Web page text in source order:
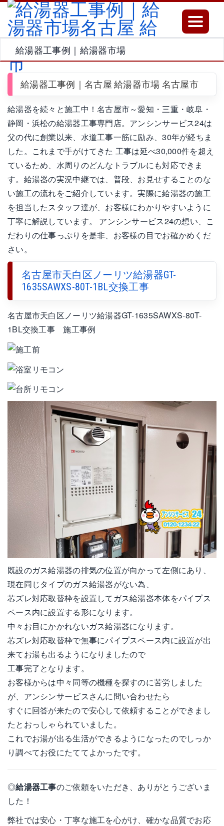
Toggle
給湯器工事例｜給湯器市場
給湯器工事例｜名古屋 給湯器市場 名古屋市
給湯器を続々と施工中！名古屋市～愛知・三重・岐阜・
静岡・浜松の給湯器工事専門店。アンシンサービス24は
父の代に創業以来、水道工事一筋に励み、30年が経ちま
した。これまで手がけてきた 工事は延べ30,000件を超え
ているため、水周りのどんなトラブルにも対応できま
す。給湯器の実況中継では、普段、お見せすることのな
い施工の流れをご紹介しています。実際に給湯器の施工
を担当したスタッフ達が、お客様にわかりやすいように
丁寧に解説しています。 アンシンサービス24の想い、こ
だわりの仕事っぷりを是非、お客様の目でお確かめくだ
さい。
名古屋市天白区ノーリツ給湯器GT-
1635SAWXS-80T-1BL交換工事
名古屋市天白区ノーリツ給湯器GT-1635SAWXS-80T-
1BL交換工事 施工事例
既設のガス給湯器の排気の位置が向かって左側にあり、
現在同じタイプのガス給湯器がない為、
芯ズレ対応取替枠を設置してガス給湯器本体をパイプス
ペース内に設置する形になります。
中々お目にかかれないガス給湯器になります。
芯ズレ対応取替枠で無事にパイプスペース内に設置が出
来てお湯も出るようになりましたので
工事完了となります。
お客様からは中々同等の機種を探すのに苦労しました
が、アンシンサービスさんに問い合わせたら
すぐに回答が来たので安心して依頼することができまし
たとおっしゃられていました。
これでお湯が出る生活ができるようになったのでしっか
り調べてお役にたててよかったです。
◎給湯器工事のご依頼をいただき、ありがとうございま
した！
弊社では安心・丁寧な施工を心がけ、確かな品質でお応